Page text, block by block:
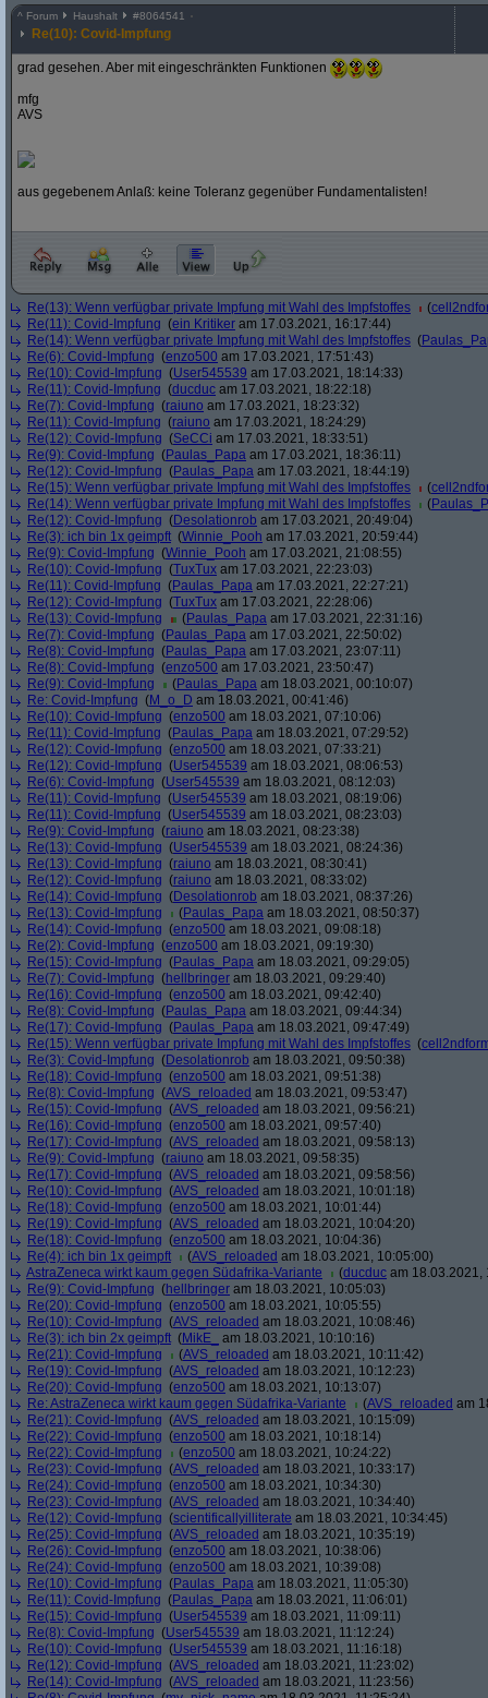
^ Forum Haushalt #8064541
Re(10): Covid-Impfung
grad gesehen. Aber mit eingeschränkten Funktionen
mfg
AVS
aus gegebenem Anlaß: keine Toleranz gegenüber Fundamentalisten!
Re(13): Wenn verfügbar private Impfung mit Wahl des Impfstoffes (
Re(11): Covid-Impfung (ein Kritiker am 17.03.2021, 16:17:44)
Re(14): Wenn verfügbar private Impfung mit Wahl des Impfstoffes (
Re(6): Covid-Impfung (enzo500 am 17.03.2021, 17:51:43)
Re(10): Covid-Impfung (User545539 am 17.03.2021, 18:14:33)
Re(11): Covid-Impfung (ducduc am 17.03.2021, 18:22:18)
Re(7): Covid-Impfung (raiuno am 17.03.2021, 18:23:32)
Re(11): Covid-Impfung (raiuno am 17.03.2021, 18:24:29)
Re(12): Covid-Impfung (SeCCi am 17.03.2021, 18:33:51)
Re(9): Covid-Impfung (Paulas_Papa am 17.03.2021, 18:36:11)
Re(12): Covid-Impfung (Paulas_Papa am 17.03.2021, 18:44:19)
Re(15): Wenn verfügbar private Impfung mit Wahl des Impfstoffes
(
Re(14): Wenn verfügbar private Impfung mit Wahl des Impfstoffes
(
Re(12): Covid-Impfung (Desolationrob am 17.03.2021, 20:49:04)
Re(3): ich bin 1x geimpft (Winnie_Pooh am 17.03.2021, 20:59:44)
Re(9): Covid-Impfung (Winnie_Pooh am 17.03.2021, 21:08:55)
Re(10): Covid-Impfung (TuxTux am 17.03.2021, 22:23:03)
Re(11): Covid-Impfung (Paulas_Papa am 17.03.2021, 22:27:21)
Re(12): Covid-Impfung (TuxTux am 17.03.2021, 22:28:06)
Re(13): Covid-Impfung
(Paulas_Papa am 17.03.2021, 22:31:16)
Re(7): Covid-Impfung (Paulas_Papa am 17.03.2021, 22:50:02)
Re(8): Covid-Impfung (Paulas_Papa am 17.03.2021, 23:07:11)
Re(8): Covid-Impfung (enzo500 am 17.03.2021, 23:50:47)
Re(9): Covid-Impfung
(Paulas_Papa am 18.03.2021, 00:10:07)
Re: Covid-Impfung (M_o_D am 18.03.2021, 00:41:46)
Re(10): Covid-Impfung (enzo500 am 18.03.2021, 07:10:06)
Re(11): Covid-Impfung (Paulas_Papa am 18.03.2021, 07:29:52)
Re(12): Covid-Impfung (enzo500 am 18.03.2021, 07:33:21)
Re(12): Covid-Impfung (User545539 am 18.03.2021, 08:06:53)
Re(6): Covid-Impfung (User545539 am 18.03.2021, 08:12:03)
Re(11): Covid-Impfung (User545539 am 18.03.2021, 08:19:06)
Re(11): Covid-Impfung (User545539 am 18.03.2021, 08:23:03)
Re(9): Covid-Impfung (raiuno am 18.03.2021, 08:23:38)
Re(13): Covid-Impfung (User545539 am 18.03.2021, 08:24:36)
Re(13): Covid-Impfung (raiuno am 18.03.2021, 08:30:41)
Re(12): Covid-Impfung (raiuno am 18.03.2021, 08:33:02)
Re(14): Covid-Impfung (Desolationrob am 18.03.2021, 08:37:26)
Re(13): Covid-Impfung
(Paulas_Papa am 18.03.2021, 08:50:37)
Re(14): Covid-Impfung (enzo500 am 18.03.2021, 09:08:18)
Re(2): Covid-Impfung (enzo500 am 18.03.2021, 09:19:30)
Re(15): Covid-Impfung (Paulas_Papa am 18.03.2021, 09:29:05)
Re(7): Covid-Impfung (hellbringer am 18.03.2021, 09:29:40)
Re(16): Covid-Impfung (enzo500 am 18.03.2021, 09:42:40)
Re(8): Covid-Impfung (Paulas_Papa am 18.03.2021, 09:44:34)
Re(17): Covid-Impfung (Paulas_Papa am 18.03.2021, 09:47:49)
Re(15): Wenn verfügbar private Impfung mit Wahl des Impfstoffes (
Re(3): Covid-Impfung (Desolationrob am 18.03.2021, 09:50:38)
Re(18): Covid-Impfung (enzo500 am 18.03.2021, 09:51:38)
Re(8): Covid-Impfung (AVS_reloaded am 18.03.2021, 09:53:47)
Re(15): Covid-Impfung (AVS_reloaded am 18.03.2021, 09:56:21)
Re(16): Covid-Impfung (enzo500 am 18.03.2021, 09:57:40)
Re(17): Covid-Impfung (AVS_reloaded am 18.03.2021, 09:58:13)
Re(9): Covid-Impfung (raiuno am 18.03.2021, 09:58:35)
Re(17): Covid-Impfung (AVS_reloaded am 18.03.2021, 09:58:56)
Re(10): Covid-Impfung (AVS_reloaded am 18.03.2021, 10:01:18)
Re(18): Covid-Impfung (enzo500 am 18.03.2021, 10:01:44)
Re(19): Covid-Impfung (AVS_reloaded am 18.03.2021, 10:04:20)
Re(18): Covid-Impfung (enzo500 am 18.03.2021, 10:04:36)
Re(4): ich bin 1x geimpft
(AVS_reloaded am 18.03.2021, 10:05:00)
AstraZeneca wirkt kaum gegen Südafrika-Variante
(ducduc am 18.03.2021,
Re(9): Covid-Impfung (hellbringer am 18.03.2021, 10:05:03)
Re(20): Covid-Impfung (enzo500 am 18.03.2021, 10:05:55)
Re(10): Covid-Impfung (AVS_reloaded am 18.03.2021, 10:08:46)
Re(3): ich bin 2x geimpft (MikE_
am 18.03.2021, 10:10:16)
Re(21): Covid-Impfung
(AVS_reloaded am 18.03.2021, 10:11:42)
Re(19): Covid-Impfung (AVS_reloaded am 18.03.2021, 10:12:23)
Re(20): Covid-Impfung (enzo500 am 18.03.2021, 10:13:07)
Re: AstraZeneca wirkt kaum gegen Südafrika-Variante
(AVS_reloaded am
Re(21): Covid-Impfung (AVS_reloaded am 18.03.2021, 10:15:09)
Re(22): Covid-Impfung (enzo500 am 18.03.2021, 10:18:14)
Re(22): Covid-Impfung
(enzo500 am 18.03.2021, 10:24:22)
Re(23): Covid-Impfung (AVS_reloaded am 18.03.2021, 10:33:17)
Re(24): Covid-Impfung (enzo500 am 18.03.2021, 10:34:30)
Re(23): Covid-Impfung (AVS_reloaded am 18.03.2021, 10:34:40)
Re(12): Covid-Impfung (scientificallyilliterate am 18.03.2021, 10:34:45)
Re(25): Covid-Impfung (AVS_reloaded am 18.03.2021, 10:35:19)
Re(26): Covid-Impfung (enzo500 am 18.03.2021, 10:38:06)
Re(24): Covid-Impfung (enzo500 am 18.03.2021, 10:39:08)
Re(10): Covid-Impfung (Paulas_Papa am 18.03.2021, 11:05:30)
Re(11): Covid-Impfung (Paulas_Papa am 18.03.2021, 11:06:01)
Re(15): Covid-Impfung (User545539 am 18.03.2021, 11:09:11)
Re(8): Covid-Impfung (User545539 am 18.03.2021, 11:12:24)
Re(10): Covid-Impfung (User545539 am 18.03.2021, 11:16:18)
Re(12): Covid-Impfung (AVS_reloaded am 18.03.2021, 11:23:02)
Re(14): Covid-Impfung (AVS_reloaded am 18.03.2021, 11:23:56)